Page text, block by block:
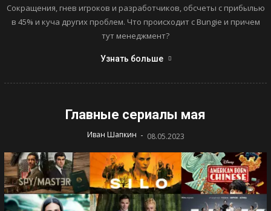
Сокращения, гнев игроков и разработчиков, обсчеты с прибылью
в 45% и куча других проблем. Что происходит с Bungie и причем
тут менеджмент?
Узнать больше
Главные сериалы мая
Иван Шапкин - 08.05.2023